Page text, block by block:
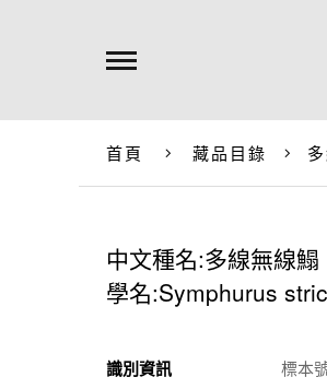
首頁 藏品目錄
中文種名:多線無線鰨
學名:Symphurus
識別資訊 標本